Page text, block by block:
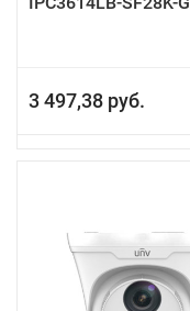
3 497,38 руб.